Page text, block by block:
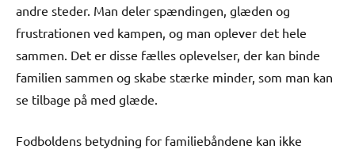
andre steder. Man deler spændingen, glæden og
frustrationen ved kampen, og man oplever det hele
sammen. Det er disse fælles oplevelser, der kan binde
familien sammen og skabe stærke minder, som man kan
se tilbage på med glæde.
Fodboldens betydning for familiebåndene kan ikke